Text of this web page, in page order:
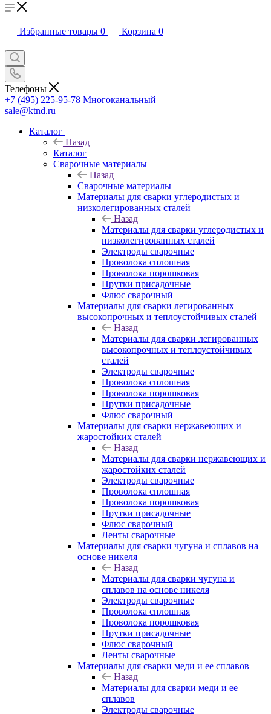
Избранные товары 0 Корзина 0
Телефоны
+7 (495) 225-95-78 Многоканальный
sale@ktnd.ru
Каталог
Назад
Каталог
Сварочные материалы
Назад
Сварочные материалы
Материалы для сварки углеродистых и
низколегированных сталей
Назад
Материалы для сварки углеродистых и
низколегированных сталей
Электроды сварочные
Проволока сплошная
Проволока порошковая
Прутки присадочные
Флюс сварочный
Материалы для сварки легированных
высокопрочных и теплоустойчивых сталей
Назад
Материалы для сварки легированных
высокопрочных и теплоустойчивых
сталей
Электроды сварочные
Проволока сплошная
Проволока порошковая
Прутки присадочные
Флюс сварочный
Материалы для сварки нержавеющих и
жаростойких сталей
Назад
Материалы для сварки нержавеющих и
жаростойких сталей
Электроды сварочные
Проволока сплошная
Проволока порошковая
Прутки присадочные
Флюс сварочный
Ленты сварочные
Материалы для сварки чугуна и сплавов на
основе никеля
Назад
Материалы для сварки чугуна и
сплавов на основе никеля
Электроды сварочные
Проволока сплошная
Проволока порошковая
Прутки присадочные
Флюс сварочный
Ленты сварочные
Материалы для сварки меди и ее сплавов
Назад
Материалы для сварки меди и ее
сплавов
Электроды сварочные